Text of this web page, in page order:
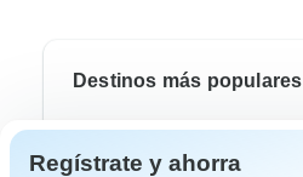
Destinos más populares
Regístrate y ahorra